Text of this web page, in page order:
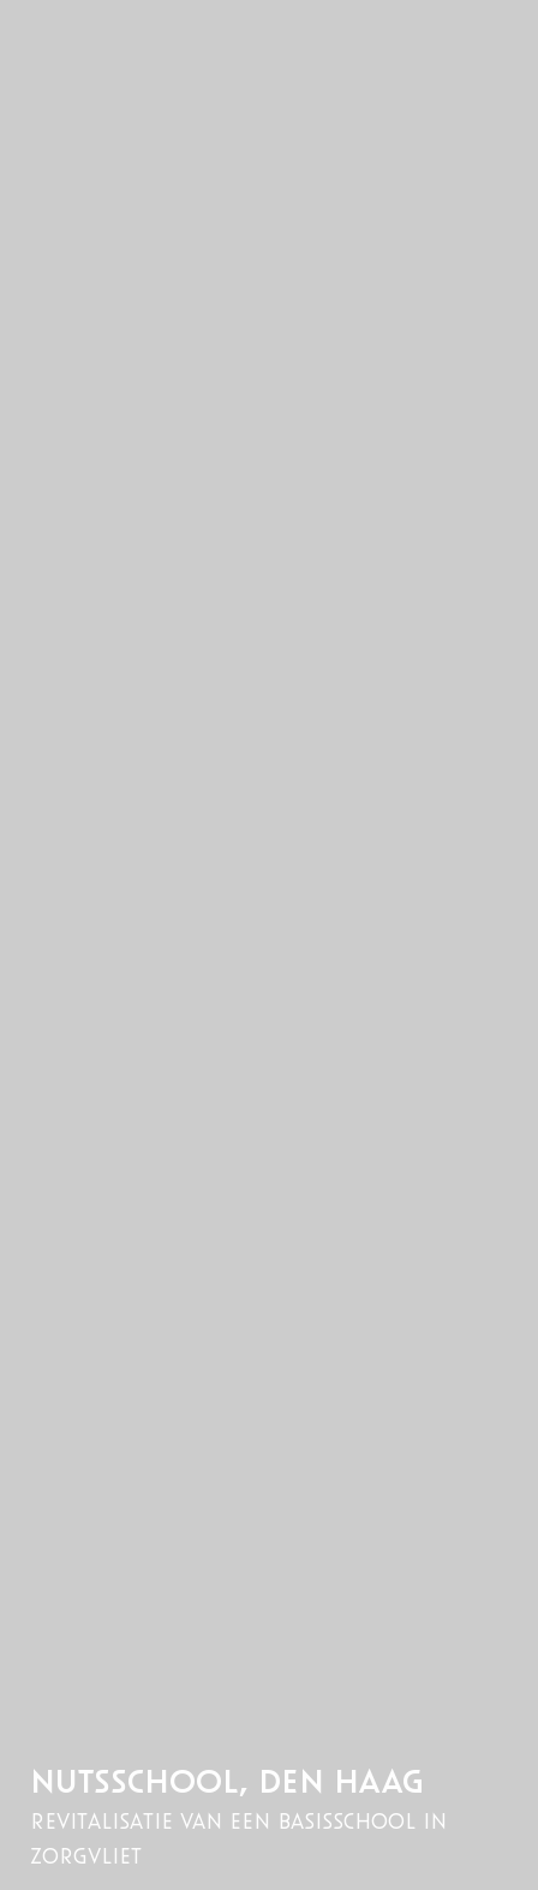
NUTSSCHOOL, DEN HAAG
revitalisatie van een basisschool in
zorgvliet